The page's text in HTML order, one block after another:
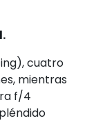
cuatro
mientras
f/4